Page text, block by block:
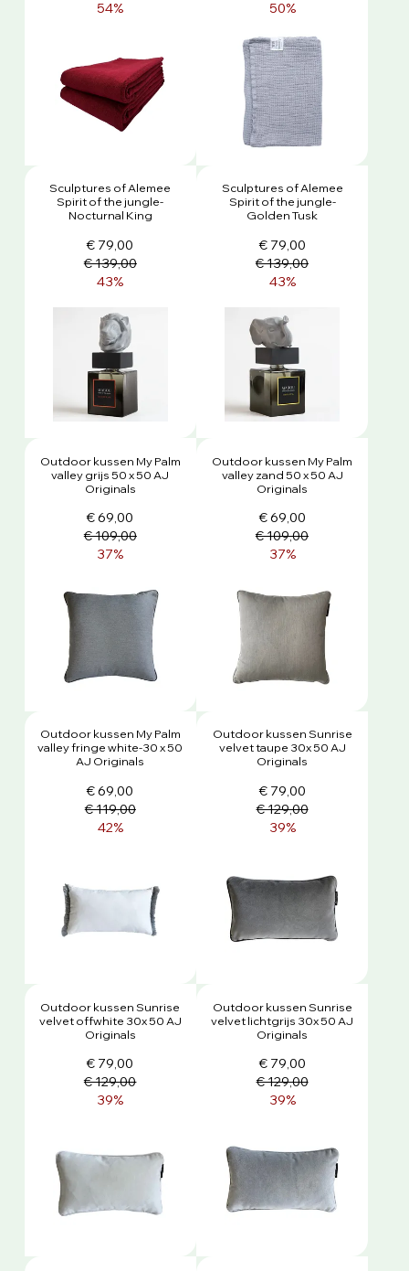
54% 50%
Sculptures of Alemee
Spirit of the jungle-
Nocturnal King
€ 79,00
€ 139,00
43%
Sculptures of Alemee
Spirit of the jungle-
Golden Tusk
€ 79,00
€ 139,00
43%
Outdoor kussen My Palm
valley grijs 50 x 50 AJ
Originals
€ 69,00
€ 109,00
37%
Outdoor kussen My Palm
valley zand 50 x 50 AJ
Originals
€ 69,00
€ 109,00
37%
Outdoor kussen My Palm
valley fringe white-30 x 50
AJ Originals
€ 69,00
€ 119,00
42%
Outdoor kussen Sunrise
velvet taupe 30x 50 AJ
Originals
€ 79,00
€ 129,00
39%
Outdoor kussen Sunrise
velvet offwhite 30x 50 AJ
Originals
€ 79,00
€ 129,00
39%
Outdoor kussen Sunrise
velvet lichtgrijs 30x 50 AJ
Originals
€ 79,00
€ 129,00
39%